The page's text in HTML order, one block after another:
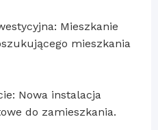
Mieszkanie
mieszkania
Nowa instalacja
do zamieszkania.